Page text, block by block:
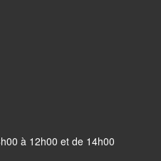
à 12h00 et de 14h00